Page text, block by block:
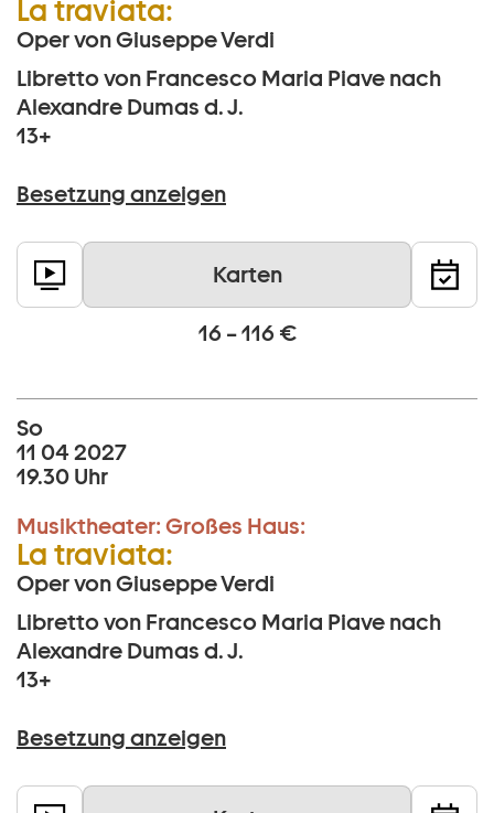
La traviata:
Oper von Giuseppe Verdi
Libretto von Francesco Maria Piave nach
Alexandre Dumas d. J.
13+
Besetzung anzeigen
Karten
16 – 116 €
So
11 04 2027
19.30 Uhr
Musiktheater: Großes Haus:
La traviata:
Oper von Giuseppe Verdi
Libretto von Francesco Maria Piave nach
Alexandre Dumas d. J.
13+
Besetzung anzeigen